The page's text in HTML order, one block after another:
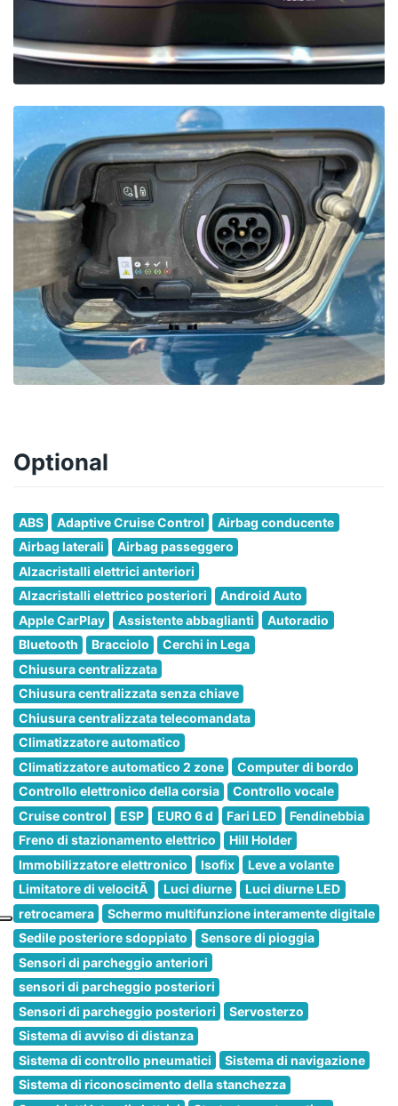
Optional
ABS Adaptive Cruise Control
Airbag conducente
Airbag laterali
Airbag passeggero
Alzacristalli elettrici anteriori
Alzacristalli elettrico posteriori
Android Auto
Apple CarPlay
Assistente abbaglianti
Autoradio
Bluetooth
Bracciolo
Cerchi in Lega
Chiusura centralizzata
Chiusura centralizzata senza chiave
Chiusura centralizzata telecomandata
Climatizzatore automatico
Climatizzatore automatico 2 zone
Computer di bordo
Controllo elettronico della corsia
Controllo vocale
Cruise control
ESP EURO 6 d Fari LED
Fendinebbia
Freno di stazionamento elettrico
Hill Holder
Immobilizzatore elettronico
Isofix
Leve a volante
Limitatore di velocitÃ
Luci diurne
Luci diurne LED
retrocamera
Schermo multifunzione interamente digitale
Sedile posteriore sdoppiato
Sensore di pioggia
Sensori di parcheggio anteriori
sensori di parcheggio posteriori
Sensori di parcheggio posteriori
Servosterzo
Sistema di avviso di distanza
Sistema di controllo pneumatici
Sistema di navigazione
Sistema di riconoscimento della stanchezza